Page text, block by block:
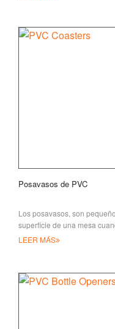
Posavasos de PVC
Los posavasos, son
superficie de una mesa
caliente y mojada. T
LEER MÁS